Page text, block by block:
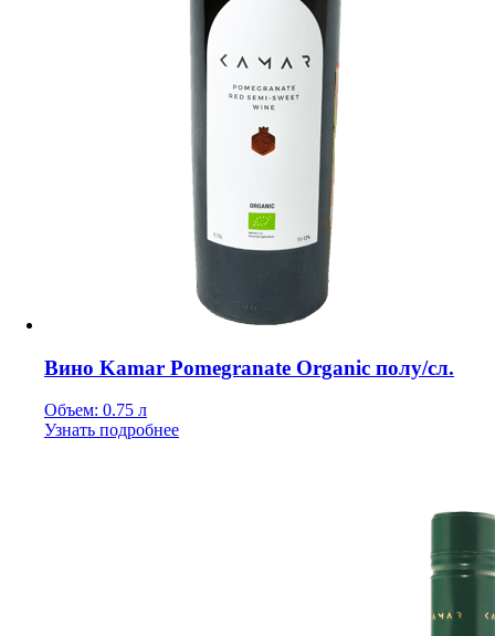
Вино Kamar Pomegranate Organic полу/сл.
Объем: 0.75 л
Узнать подробнее